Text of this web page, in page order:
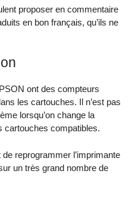
proposer en commentaire
en bon français, qu’ils ne
ont des compteurs
les cartouches. Il n’est pas
lorsqu’on change la
cartouches compatibles.
reprogrammer l’imprimante
un très grand nombre de